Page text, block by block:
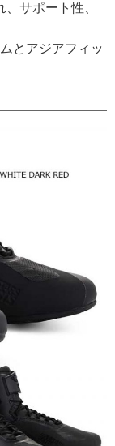
サポート性、
とアジアフィッ